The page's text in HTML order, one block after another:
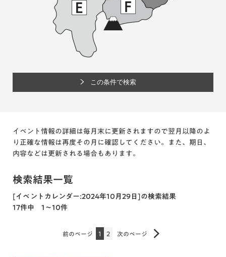
イベント情報の詳細は毎月末に更新されますので翌月以降のよ
り正確な情報は再度その月に確認してください。また、期日、
内容などは更新される場合もあります。
検索結果一覧
[イベントカレンダー:2024年10月29日]の検索結果
17件中 1～10件
前のページ 1 2 次のページ